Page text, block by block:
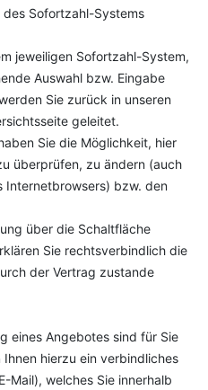
Sofortzahl-Systems
jeweiligen Sofortzahl-System,
Auswahl bzw. Eingabe
Sie zurück in unseren
geleitet.
Sie die Möglichkeit, hier
überprüfen, zu ändern (auch
Internetbrowsers) bzw. den
über die Schaltfläche
Sie rechtsverbindlich die
der Vertrag zustande
eines Angebotes sind für Sie
hierzu ein verbindliches
Mail), welches Sie innerhalb